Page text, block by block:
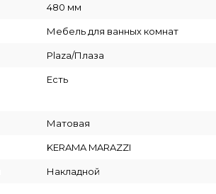
480 мм
Мебель для ванных комнат
Plaza/Плаза
Есть
Матовая
KERAMA MARAZZI
Накладной